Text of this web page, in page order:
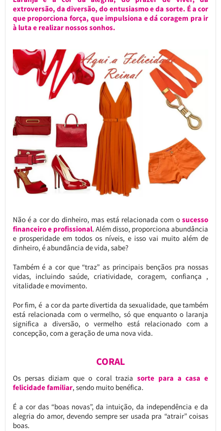
extroversão, da diversão, do entusiasmo e da sorte. É a cor
que proporciona força, que impulsiona e dá coragem pra ir
à luta e realizar nossos sonhos.
Não é a cor do dinheiro, mas está relacionada com osucesso
financeiro e profissional. Além disso, proporciona abundância
e prosperidade em todos os níveis, e isso vai muito além de
dinheiro, é abundância de vida, sabe?
Também é a cor que “traz” as principais bençãos pra nossas
vidas, incluindo saúde, criatividade, coragem, confiança ,
vitalidade e movimento.
Por fim, é a cor da parte divertida da sexualidade, que também
está relacionada com o vermelho, só que enquanto o laranja
significa a diversão, o vermelho está relacionado com a
concepção, com a geração de uma nova vida.
CORAL
Os persas diziam que o coral traziasorte para a casa e
felicidade familiar, sendo muito benéfica.
É a cor das “boas novas”, da intuição, da independência e da
alegria do amor, devendo sempre ser usada pra “atrair” coisas
boas.